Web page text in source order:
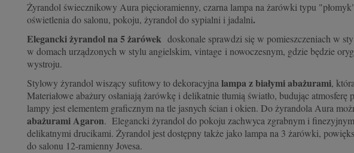
Żyrandol świecznikowy Aura pięcioramienny, czarna lampa na żarówki typu
oświetlenia do salonu, pokoju, żyrandol do sypialni i jadalni.
Elegancki żyrandol na 5 żarówek doskonale sprawdzi się w pomieszczeniach w
w domach urządzonych w stylu angielskim, vintage i nowoczesnym, gdzie będzie
wystroju.
Stylowy żyrandol wiszący sufitowy to dekoracyjna lampa z białymi abażurami,
Materiałowe abażury osłaniają żarówkę i delikatnie tłumią światło, budując
lampy jest elementem graficznym na tle jasnych ścian i okien. Do żyrandola Aura
abażurami Agaron. Elegancki żyrandol do pokoju zachwyca zgrabnym i
delikatnymi drucikami. Żyrandol jest dostępny także jako lampa na 3 żarówki,
do salonu 12-ramienny Jovesa.